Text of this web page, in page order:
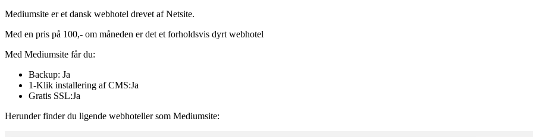
Mediumsite er et dansk webhotel drevet af Netsite.
Med en pris på 100,- om måneden er det et forholdsvis dyrt webhotel
Med Mediumsite får du:
Backup: Ja
1-Klik installering af CMS:Ja
Gratis SSL:Ja
Herunder finder du ligende webhoteller som Mediumsite: